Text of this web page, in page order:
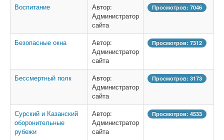
Воспитание
Автор:
Администратор
сайта
Просмотров: 7046
Безопасные окна
Автор:
Администратор
сайта
Просмотров: 7312
Бессмертный полк
Автор:
Администратор
сайта
Просмотров: 3173
Сурский и Казанский
оборонительные
рубежи
Автор:
Администратор
сайта
Просмотров: 4533